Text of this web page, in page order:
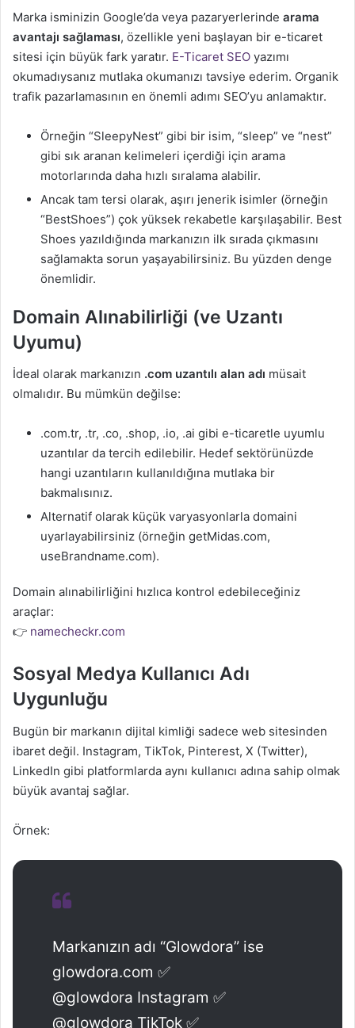
Marka isminizin Google’da veya pazaryerlerinde arama
avantajı sağlaması, özellikle yeni başlayan bir e-ticaret
sitesi için büyük fark yaratır. E-Ticaret SEO yazımı
okumadıysanız mutlaka okumanızı tavsiye ederim. Organik
trafik pazarlamasının en önemli adımı SEO’yu anlamaktır.
Örneğin “SleepyNest” gibi bir isim, “sleep” ve “nest”
gibi sık aranan kelimeleri içerdiği için arama
motorlarında daha hızlı sıralama alabilir.
Ancak tam tersi olarak, aşırı jenerik isimler (örneğin
“BestShoes”) çok yüksek rekabetle karşılaşabilir. Best
Shoes yazıldığında markanızın ilk sırada çıkmasını
sağlamakta sorun yaşayabilirsiniz. Bu yüzden denge
önemlidir.
Domain Alınabilirliği (ve Uzantı
Uyumu)
İdeal olarak markanızın .com uzantılı alan adı müsait
olmalıdır. Bu mümkün değilse:
.com.tr, .tr, .co, .shop, .io, .ai gibi e-ticaretle uyumlu
uzantılar da tercih edilebilir. Hedef sektörünüzde
hangi uzantıların kullanıldığına mutlaka bir
bakmalısınız.
Alternatif olarak küçük varyasyonlarla domaini
uyarlayabilirsiniz (örneğin getMidas.com,
useBrandname.com).
Domain alınabilirliğini hızlıca kontrol edebileceğiniz
araçlar:
👉 namecheckr.com
Sosyal Medya Kullanıcı Adı
Uygunluğu
Bugün bir markanın dijital kimliği sadece web sitesinden
ibaret değil. Instagram, TikTok, Pinterest, X (Twitter),
LinkedIn gibi platformlarda aynı kullanıcı adına sahip olmak
büyük avantaj sağlar.
Örnek:
Markanızın adı “Glowdora” ise
glowdora.com ✅
@glowdora Instagram ✅
@glowdora TikTok ✅